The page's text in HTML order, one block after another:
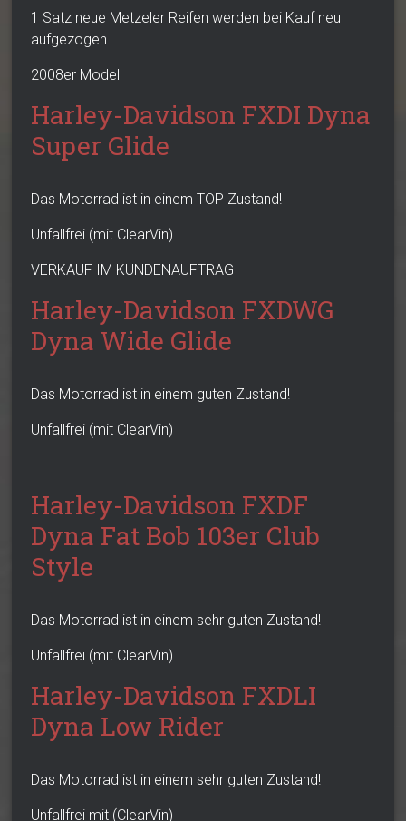
1 Satz neue Metzeler Reifen werden bei Kauf neu
aufgezogen.
2008er Modell
Harley-Davidson FXDI Dyna
Super Glide
Das Motorrad ist in einem TOP Zustand!
Unfallfrei (mit ClearVin)
VERKAUF IM KUNDENAUFTRAG
Harley-Davidson FXDWG
Dyna Wide Glide
Das Motorrad ist in einem guten Zustand!
Unfallfrei (mit ClearVin)
Harley-Davidson FXDF
Dyna Fat Bob 103er Club
Style
Das Motorrad ist in einem sehr guten Zustand!
Unfallfrei (mit ClearVin)
Harley-Davidson FXDLI
Dyna Low Rider
Das Motorrad ist in einem sehr guten Zustand!
Unfallfrei mit (ClearVin)